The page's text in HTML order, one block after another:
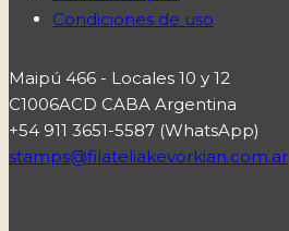
Condiciones de uso
Maipú 466 - Locales 10 y 12
C1006ACD CABA Argentina
+54 911 3651-5587 (WhatsApp)
stamps@filateliakevorkian.com.ar